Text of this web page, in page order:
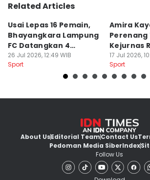
Related Articles
Usai Lepas 16 Pemain,
Bhayangkara Lampung
FC Datangkan 4
Rekrutan
26 Jul 2026, 12:49 WIB
Sport
Amira
Kejurnas
17 Jul 2026,
Sport
About UsEditorial TeamContact Us
Pedoman Media SiberIndex
Follow Us